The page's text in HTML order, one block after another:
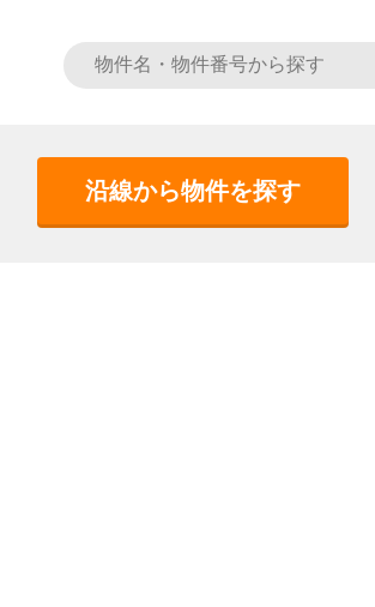
沿線から物件を探す